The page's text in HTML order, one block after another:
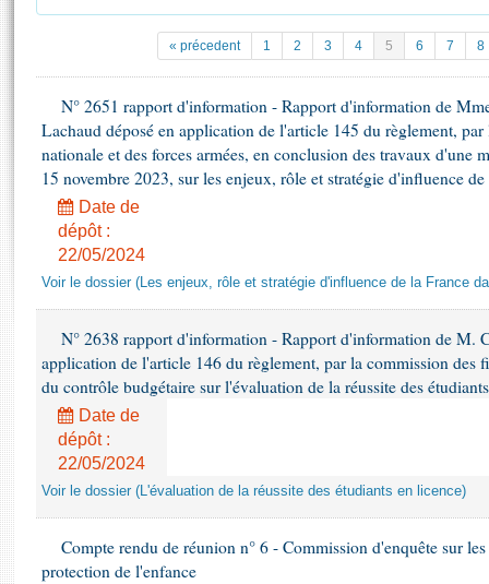
Documents parlementaires
Propositions de loi
Amendements
Textes adoptés
Rapports d'information
Rapports d'enquête
Dossiers législatifs
Budget et sécurité sociale
Questions écrites et orales
Comptes rendus des débats
Histoire
Juniors
Anciennes législatures
Liens vers les sites publics
Photos libres de droit
« précedent 1 2 3 4 5 6 7 8
N° 2651 rapport d'information - Rapport d'information de
Lachaud déposé en application de l'article 145 du règlement,
nationale et des forces armées, en conclusion des travaux d'une
15 novembre 2023, sur les enjeux, rôle et stratégie d'influence
Date de
dépôt :
22/05/2024
Voir le dossier (Les enjeux, rôle et stratégie d'influence de la France
N° 2638 rapport d'information - Rapport d'information de M.
application de l'article 146 du règlement, par la commission des
du contrôle budgétaire sur l'évaluation de la réussite des
Date de
dépôt :
22/05/2024
Voir le dossier (L'évaluation de la réussite des étudiants en licence)
Compte rendu de réunion n° 6 - Commission d'enquête sur
protection de l'enfance